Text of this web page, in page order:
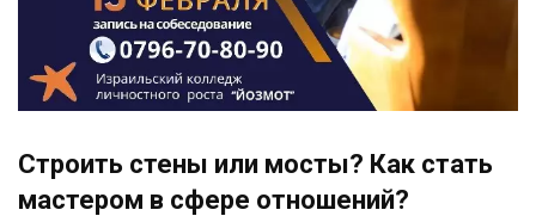
Строить стены или мосты? Как стать
мастером в сфере отношений?